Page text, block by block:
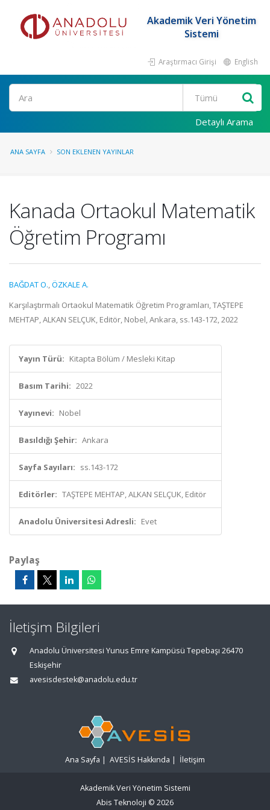
Akademik Veri Yönetim
Sistemi
Araştırmacı Girişi English
Ara
Detaylı Arama
ANA SAYFA SON EKLENEN YAYINLAR
Kanada Ortaokul Matematik
Öğretim Programı
BAĞDAT O.,ÖZKALE A.
Karşılaştırmalı Ortaokul Matematik Öğretim Programları, TAŞTEPE
MEHTAP, ALKAN SELÇUK, Editör, Nobel, Ankara, ss.143-172, 2022
Yayın Türü: Kitapta Bölüm / Mesleki Kitap
Basım Tarihi: 2022
Yayınevi: Nobel
Basıldığı Şehir: Ankara
Sayfa Sayıları: ss.143-172
Editörler: TAŞTEPE MEHTAP, ALKAN SELÇUK, Editör
Anadolu Üniversitesi Adresli: Evet
Paylaş
İletişim Bilgileri
Anadolu Üniversitesi Yunus Emre Kampüsü Tepebaşı 26470
Eskişehir
avesisdestek@anadolu.edu.tr
Ana Sayfa | AVESİS Hakkında | İletişim
Akademik Veri Yönetim Sistemi
Abis Teknoloji © 2026